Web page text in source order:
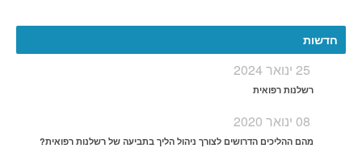
חדשות
25 ינואר 2024
רשלנות רפואית
08 ינואר 2020
מהם ההליכים הדרושים לצורך ניהול הליך בתביעה של רשלנות רפואית?